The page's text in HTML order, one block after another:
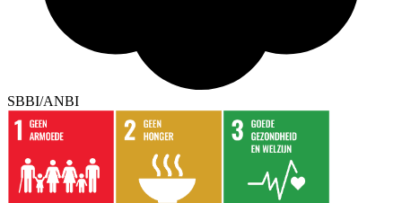
SBBI/ANBI